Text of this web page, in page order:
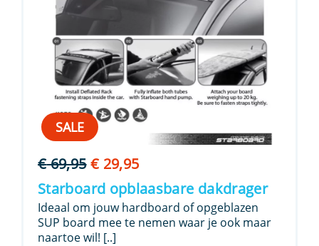
SALE
€69,95 Oorspronkelijke
prijs
was:
€ 69,95.
€29,95Huidige
prijs
is:
€ 29,95.
Starboard opblaasbare dakdrager
Ideaal om jouw hardboard of opgeblazen
SUP board mee te nemen waar je ook maar
naartoe wil! [..]